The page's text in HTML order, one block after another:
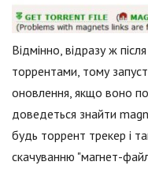
Відмінно, відразу ж
торрентами, тому
оновлення, якщо воно
доведеться знайти
будь торрент трекер і
скачуванню "магнет-